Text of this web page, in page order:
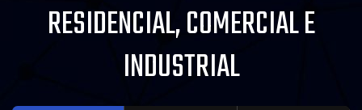
RESIDENCIAL, COMERCIAL E
INDUSTRIAL